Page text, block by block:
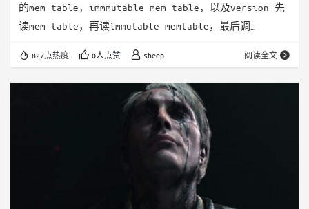
的mem table，immmutable mem table，以及version 先
读mem table，再读immutable memtable，最后调
SeekCompaction Unref 读MemTable的时候会构建
LookupKey。这是因为写入MemTable的时候会用一个varint
827点热度 0人点赞 sheep 阅读全文